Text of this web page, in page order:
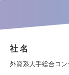
社名
外資系大手総合コ